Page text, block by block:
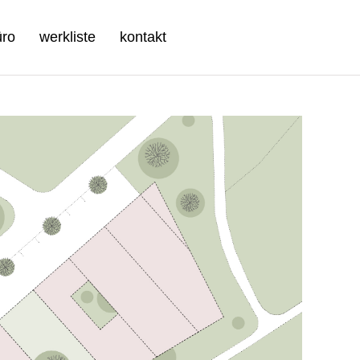
werkliste kontakt